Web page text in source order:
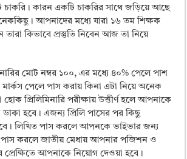
চাকরি। কারন একটি চাকরির সাথে জড়িয়ে আছে
আপনাদের মধ্যে যারা ১৬ তম শিক্ষক
তারা কিভাবে প্রস্তুতি নিবেন আজ তা নিয়ে
মোট নম্বর ১০০, এর মধ্যে ৪০% পেলে পাশ
পেলে পাস করায় কিনা এটা নিয়ে অনেক
প্রিলিমিনারি পরীক্ষায় উত্তীর্ণ হলে আপনাকে
ডাকা হবে। এজন্য প্রিলি পাসের পর কিছু
লিখিত পাস করলে আপনকে ভাইভার জন্য
পাস করলে জাতীয় মেধায় আপনার পজিশন ও
প্রেক্ষিতে আপনাকে নিয়োগ দেওয়া হবে।